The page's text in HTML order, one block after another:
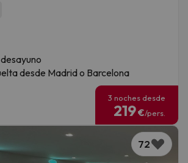
desde Madrid o Barcelona
3 noches desde
219€/pers.
72